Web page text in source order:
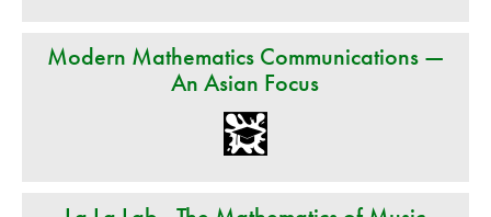
Modern Mathematics Communications —
An Asian Focus